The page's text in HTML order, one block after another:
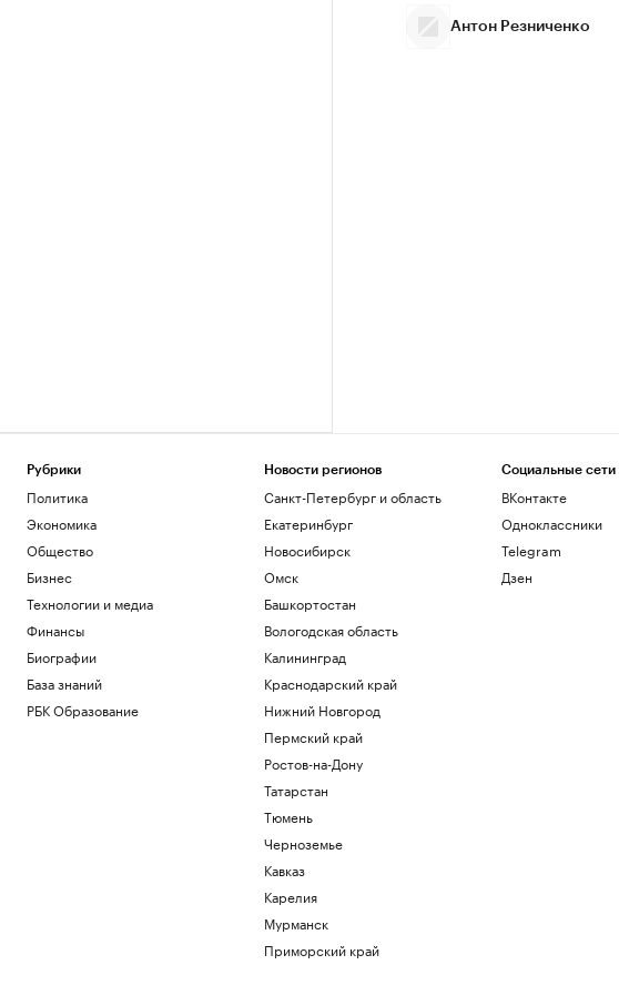
Антон Резниченко
Рубрики
Политика
Экономика
Общество
Бизнес
Технологии и медиа
Финансы
Биографии
База знаний
РБК Образование
Новости регионов
Санкт-Петербург и область
Екатеринбург
Новосибирск
Омск
Башкортостан
Вологодская область
Калининград
Краснодарский край
Нижний Новгород
Пермский край
Ростов-на-Дону
Татарстан
Тюмень
Черноземье
Кавказ
Карелия
Мурманск
Приморский край
Социальные сети
ВКонтакте
Одноклассники
Telegram
Дзен